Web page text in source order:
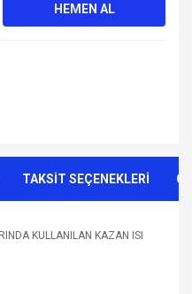
HEMEN AL
TAKSİT SEÇENEKLERİ
KULLANILAN KAZAN ISI